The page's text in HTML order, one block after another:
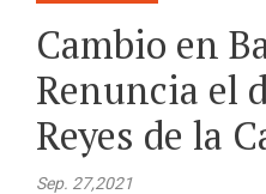
Cambio en
Renuncia el
Reyes de la
Sep. 27,2021